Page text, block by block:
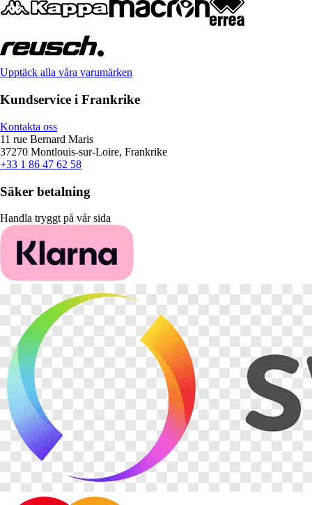
Upptäck alla våra varumärken
Kundservice i Frankrike
Kontakta oss
11 rue Bernard Maris
37270 Montlouis-sur-Loire, Frankrike
+33 1 86 47 62 58
Säker betalning
Handla tryggt på vår sida